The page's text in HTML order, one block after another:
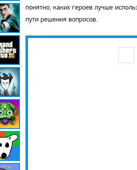
понятно, каких героев лучше
пути решения вопросов.